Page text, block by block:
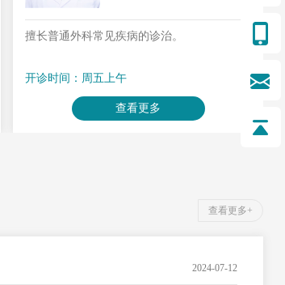
擅长普通外科常见疾病的诊治。
开诊时间：周五上午
查看更多
查看更多+
2024-07-12